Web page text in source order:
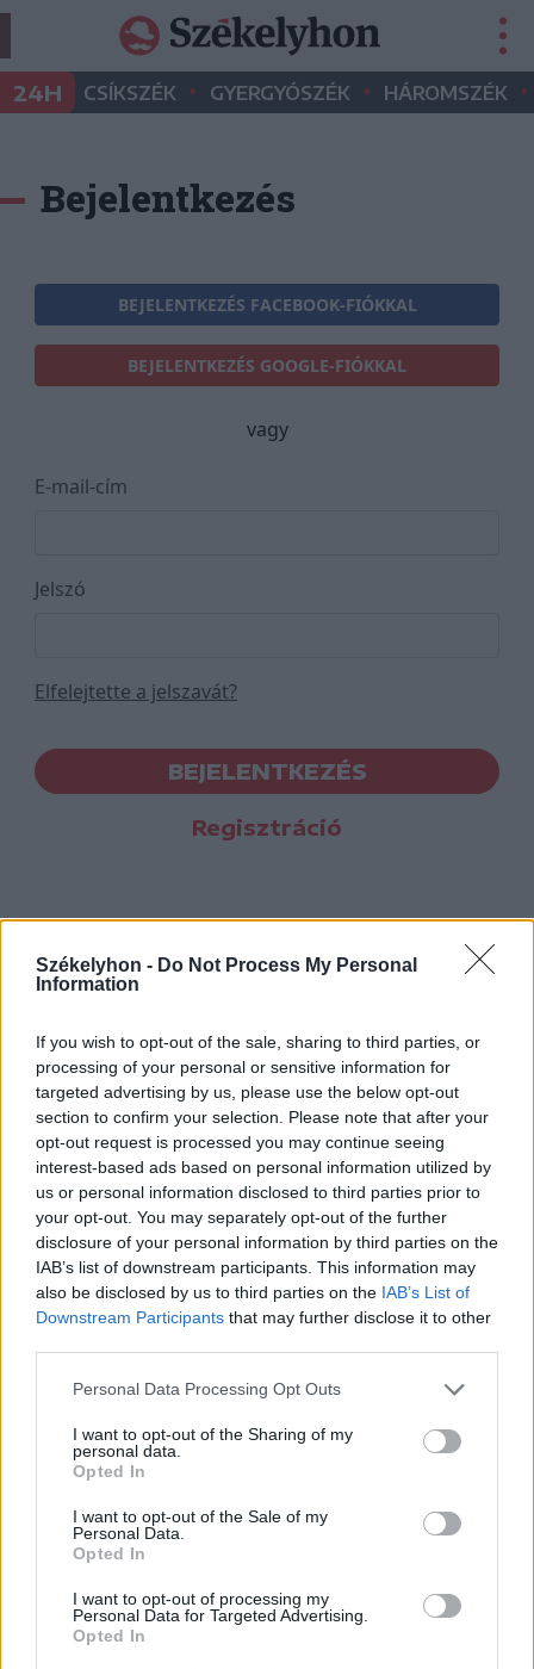
Székelyhon - Do Not Process My Personal
Information
If you wish to opt-out of the sale, sharing to third parties, or
processing of your personal or sensitive information for
targeted advertising by us, please use the below opt-out
section to confirm your selection. Please note that after your
opt-out request is processed you may continue seeing
interest-based ads based on personal information utilized by
us or personal information disclosed to third parties prior to
your opt-out. You may separately opt-out of the further
disclosure of your personal information by third parties on the
IAB’s list of downstream participants. This information may
also be disclosed by us to third parties on the IAB’s List of
Downstream Participants that may further disclose it to other
Personal Data Processing Opt Outs
I want to opt-out of the Sharing of my
personal data.
Opted In
I want to opt-out of the Sale of my
Personal Data.
Opted In
I want to opt-out of processing my
Personal Data for Targeted Advertising.
Opted In
24H CSÍKSZÉK • GYERGYÓSZÉK • HÁROMSZÉK •
Bejelentkezés
BEJELENTKEZÉS FACEBOOK-FIÓKKAL
BEJELENTKEZÉS GOOGLE-FIÓKKAL
vagy
E-mail-cím
Jelszó
Elfelejtette a jelszavát?
BEJELENTKEZÉS
Regisztráció
Hasznos
Impresszum
Szerzői jogok
Adatvédelmi tájékoztató
Cookie-kezelési tájékoztató
Hozzászólási szabályzat
Nyomtatott lapjaink archívuma
Székely Hírmondó archívuma
Sütibeállítások
Médiatér